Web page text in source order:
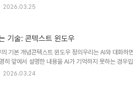
진을 설명해야 할 때를 떠올려 보세요.긴 문장을 입력
티모달의 등장 배경이제 우리는 자연스러운 소통을 원
는 AI를 기대합니다.이 요구가 멀티모달을 탄생시켰습
처리합..
2026.03.25
기술: 콘텍스트 윈도우
기본 개념콘텍스트 윈도우 정의우리는 AI와 대화하
히 앞에서 설명한 내용을 AI가 기억하지 못하는 경우
콘텍스트 윈도우입니다. 콘텍스트 윈도우는 AI가 한 번
2026.03.24